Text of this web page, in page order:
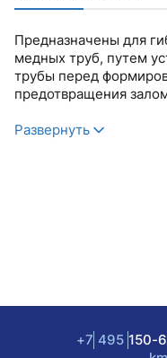
Предназначены для
медных труб, путем
трубы перед
предотвращения
Развернуть
+7 495 150-